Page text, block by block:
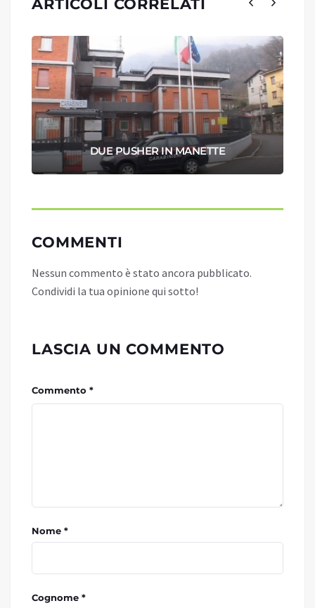
ARTICOLI CORRELATI
DUE PUSHER IN MANETTE
COMMENTI
Nessun commento è stato ancora pubblicato.
Condividi la tua opinione qui sotto!
LASCIA UN COMMENTO
Commento *
Nome *
Cognome *